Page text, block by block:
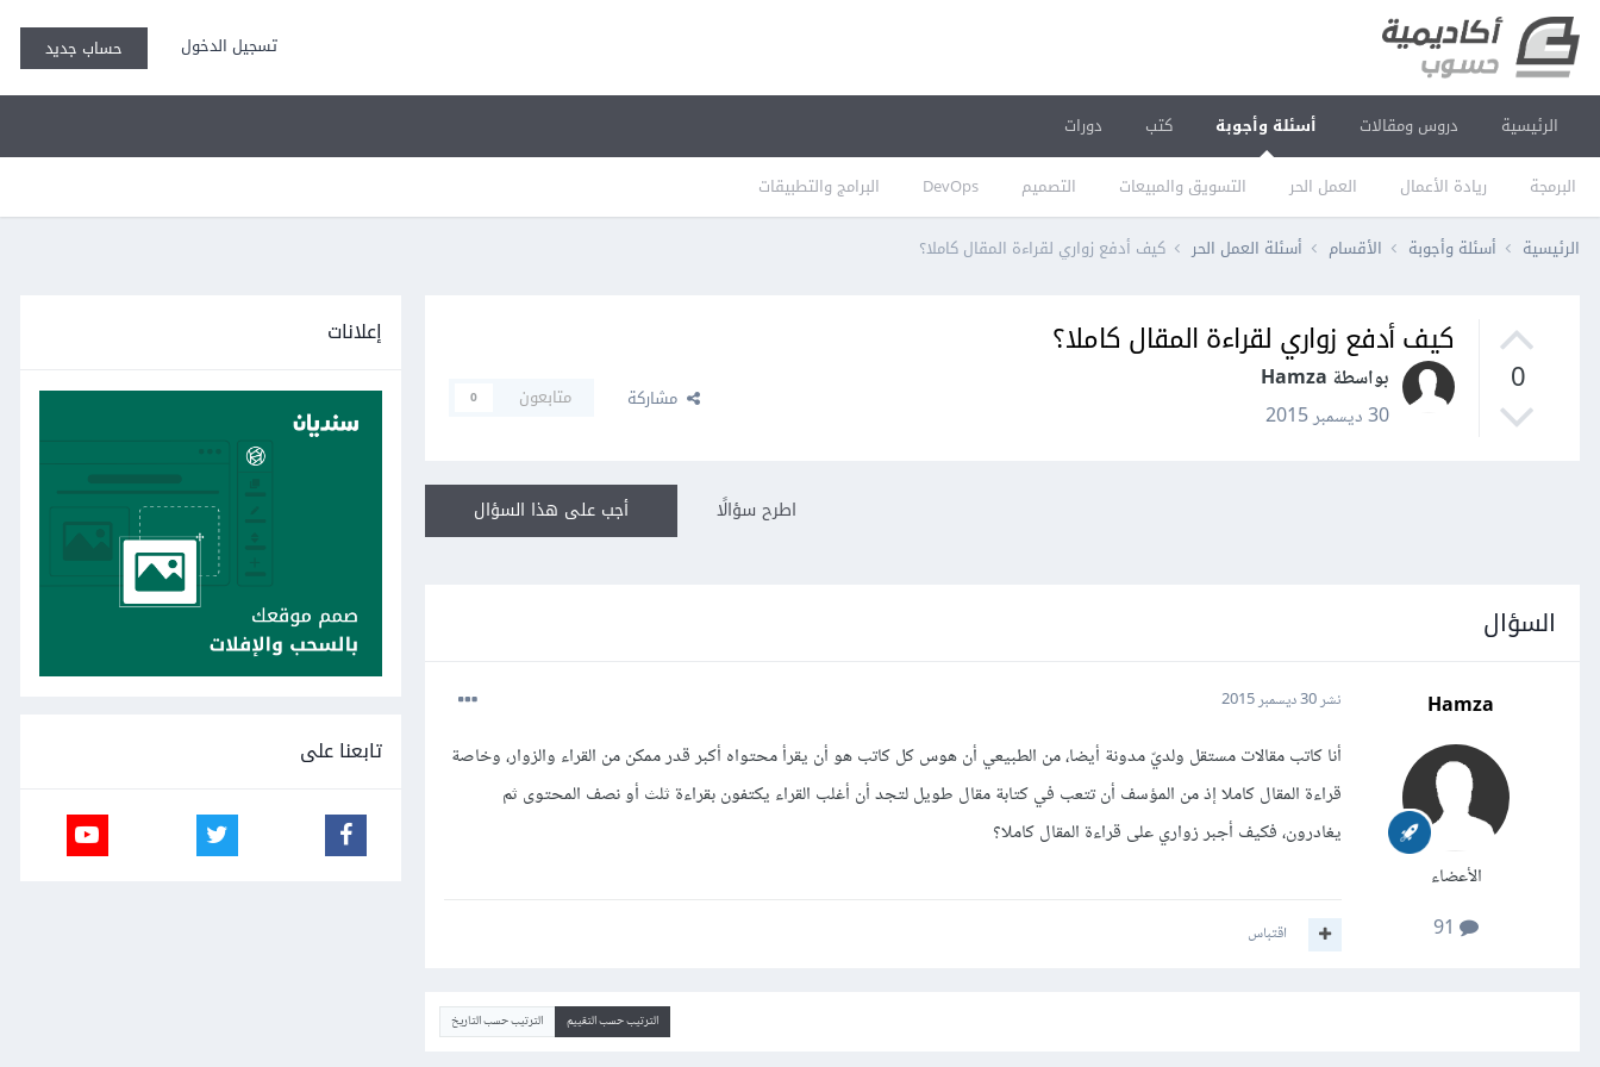
تسجيل الدخول حساب جديد
الرئيسية دروس ومقالات أسئلة وأجوبة
البرمجة ريادة الأعمال العمل الحر التسويق والمبيعات التصميم DevOps البرامج والتطبيقات
كتب دورات
الرئيسية أسئلة وأجوبة الأقسام أسئلة العمل الحر كيف أدفع زواري لقراءة المقال كاملا؟
0
كيف أدفع زواري لقراءة المقال كاملا؟
بواسطة Hamza
30 ديسمبر 2015
مشاركة متابعون 0
أجب على هذا السؤال اطرح سؤالًا
السؤال
Hamza
الأعضاء
نشر30 ديسمبر 2015
أنا كاتب مقالات مستقل ولديّ مدونة أيضا، من الطبيعي أن هوس كل كاتب هو أن يقرأ محتواه أكبر قدر ممكن من القراء والزوار، وخاصة
قراءة المقال كاملا إذ من المؤسف أن تتعب في كتابة مقال طويل لتجد أن أغلب القراء يكتفون بقراءة ثلث أو نصف المحتوى ثم
يغادرون، فكيف أجبر زواري على قراءة المقال كاملا؟
اقتباس
الترتيب حسب التقييم الترتيب حسب التاريخ
إعلانات
تابعنا على